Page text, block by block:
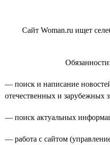
Сайт Woman.ru ищет
Обязанности:
— поиск и написание
отечественных и зарубежных
— поиск актуальных
— работа с сайтом